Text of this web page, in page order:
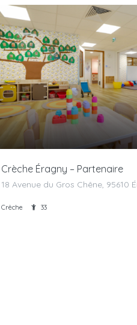
Crèche Éragny – Partenaire
Crèche 33